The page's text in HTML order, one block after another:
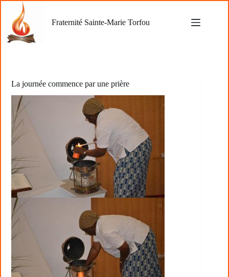
contenu
Fraternité Sainte-Marie Torfou
La journée commence par une prière